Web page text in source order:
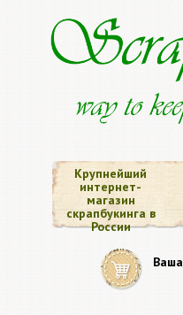
Крупнейший
интернет-
магазин
скрапбукинга в
России